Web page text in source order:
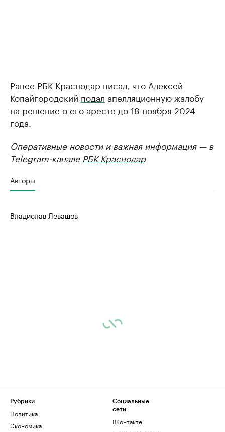
Ранее РБК Краснодар писал, что Алексей
Копайгородский подал апелляционную жалобу
на решение о его аресте до 18 ноября 2024
года.
Оперативные новости и важная информация — в
Telegram-канале РБК Краснодар
Авторы
Владислав Левашов
Рубрики
Политика
Экономика
Социальные
сети
ВКонтакте